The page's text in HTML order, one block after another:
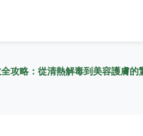
攻略：從清熱解毒到美容護膚的